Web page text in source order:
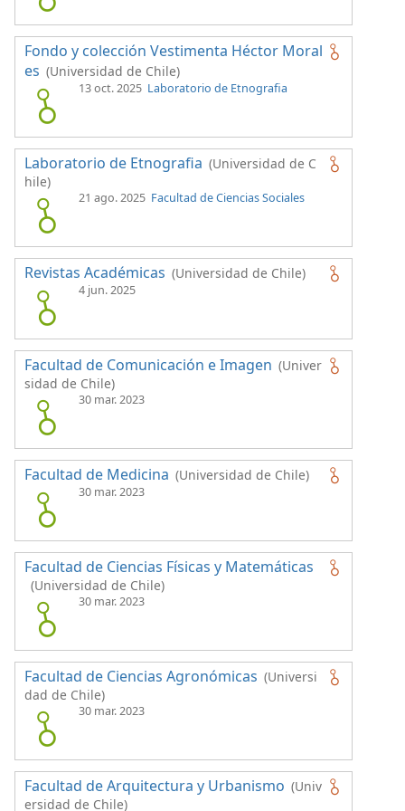
Fondo y colección Vestimenta Héctor Moral
es (Universidad de Chile)
13 oct. 2025 Laboratorio de Etnografia
Laboratorio de Etnografia (Universidad de C
hile)
21 ago. 2025 Facultad de Ciencias Sociales
Revistas Académicas (Universidad de Chile)
4 jun. 2025
Facultad de Comunicación e Imagen (Univer
sidad de Chile)
30 mar. 2023
Facultad de Medicina (Universidad de Chile)
30 mar. 2023
Facultad de Ciencias Físicas y Matemáticas
(Universidad de Chile)
30 mar. 2023
Facultad de Ciencias Agronómicas (Universi
dad de Chile)
30 mar. 2023
Facultad de Arquitectura y Urbanismo (Univ
ersidad de Chile)